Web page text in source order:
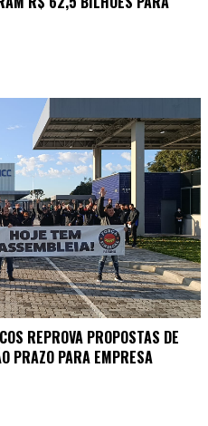
REPROVA PROPOSTAS DE
PRAZO PARA EMPRESA